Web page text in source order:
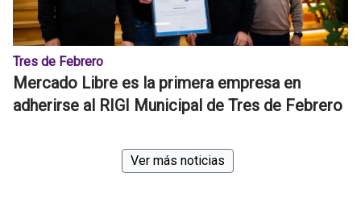
Tres de Febrero
Mercado Libre es la primera empresa en
adherirse al RIGI Municipal de Tres de Febrero
Ver más noticias